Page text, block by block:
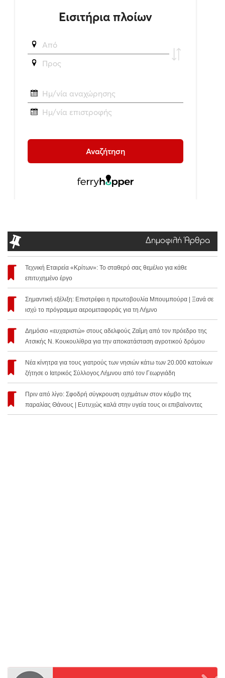
Δημοφιλή Άρθρα
Τεχνική Εταιρεία «Κρίτων»: Το σταθερό σας θεμέλιο για κάθε
επιτυχημένο έργο
Σημαντική εξέλιξη: Επιστρέφει η πρωτοβουλία Μπουμπούρα | Ξανά σε
ισχύ το πρόγραμμα αερομεταφοράς για τη Λήμνο
Δημόσιο «ευχαριστώ» στους αδελφούς Ζαΐμη από τον πρόεδρο της
Ατσικής Ν. Κουκουλίθρα για την αποκατάσταση αγροτικού δρόμου
Νέα κίνητρα για τους γιατρούς των νησιών κάτω των 20.000 κατοίκων
ζήτησε ο Ιατρικός Σύλλογος Λήμνου από τον Γεωργιάδη
Πριν από λίγο: Σφοδρή σύγκρουση οχημάτων στον κόμβο της
παραλίας Θάνους | Ευτυχώς καλά στην υγεία τους οι επιβαίνοντες